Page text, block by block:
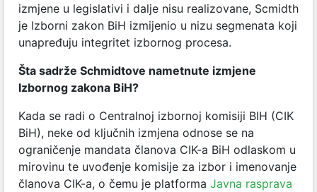
izmjene u legislativi i dalje nisu realizovane, Scmidth
je Izborni zakon BiH izmijenio u nizu segmenata koji
unapređuju integritet izbornog procesa.
Šta sadrže Schmidtove nametnute izmjene
Izbornog zakona BiH?
Kada se radi o Centralnoj izbornoj komisiji BIH (CIK
BiH), neke od ključnih izmjena odnose se na
ograničenje mandata članova CIK-a BiH odlaskom u
mirovinu te uvođenje komisije za izbor i imenovanje
članova CIK-a, o čemu je platforma Javna rasprava